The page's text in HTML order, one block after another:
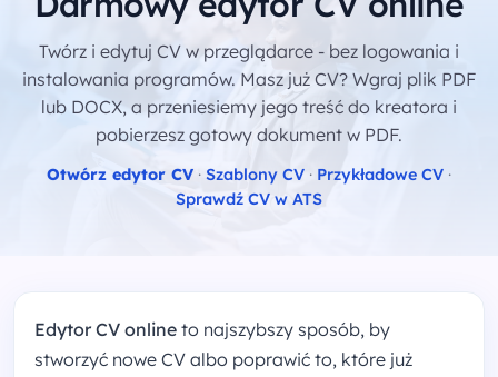
Twórz i edytuj CV w przeglądarce - bez logowania i
instalowania programów. Masz już CV? Wgraj plik PDF
lub DOCX, a przeniesiemy jego treść do kreatora i
pobierzesz gotowy dokument w PDF.
Otwórz edytor CV · Szablony CV · Przykładowe CV ·
Sprawdź CV w ATS
Edytor CV online to najszybszy sposób, by
stworzyć nowe CV albo poprawić to, które już